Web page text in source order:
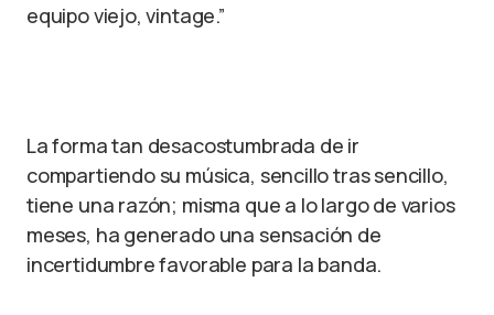
equipo viejo, vintage.”
La forma tan desacostumbrada de ir
compartiendo su música, sencillo tras sencillo,
tiene una razón; misma que a lo largo de varios
meses, ha generado una sensación de
incertidumbre favorable para la banda.